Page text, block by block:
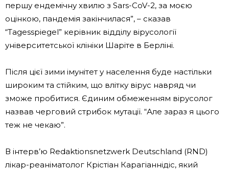
першу ендемічну хвилю з Sars-CoV-2, за моєю
оцінкою, пандемія закінчилася”, – сказав
“Tagesspiegel” керівник відділу вірусології
університетської клініки Шаріте в Берліні.
Після цієї зими імунітет у населення буде настільки
широким та стійким, що влітку вірус навряд чи
зможе пробитися. Єдиним обмеженням вірусолог
назвав черговий стрибок мутації. “Але зараз я цього
теж не чекаю”.
В інтерв’ю Redaktionsnetzwerk Deutschland (RND)
лікар-реаніматолог Крістіан Карагіаннідіс, який